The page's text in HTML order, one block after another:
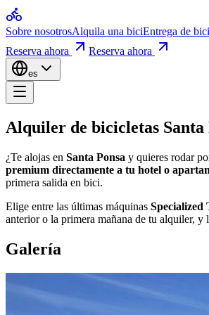
Alquiler de
¿Te alojas en
Elige entre los últimos modelos
Cómo funciona la entrega
Elige tu bicicleta y tus fechas:
Explora
Te la llevamos a tu hotel: Nuestra
Alquiler de bicicletas en
¿Cuánto cuesta la entrega de
Usa la calculadora de entregas de arriba —
Alquiler de bicicletas Paguera
Rutas en bicicleta Mallorca
Puertos de montaña Mallorca
Información útil
Reserva y seguro
Contacto
Sobre nosotrosAlquila una biciEntrega de
Reserva ahora
Reserva ahora
es
Alquiler de bicicletas Santa
¿Te alojas en Santa Ponsa y quieres rodar
premium directamente a tu hotel o
primera salida en bici.
Elige entre las últimas máquinas Specialized
anterior o la primera mañana de tu alquiler, y
Galería